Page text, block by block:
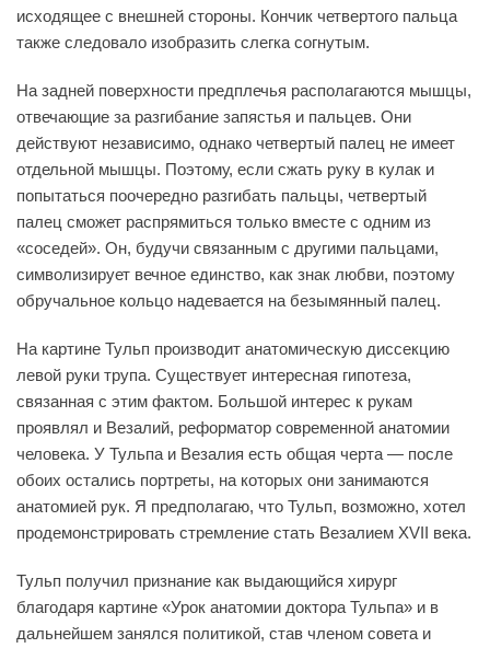
исходящее с внешней стороны. Кончик четвертого пальца
также следовало изобразить слегка согнутым.
На задней поверхности предплечья располагаются мышцы,
отвечающие за разгибание запястья и пальцев. Они
действуют независимо, однако четвертый палец не имеет
отдельной мышцы. Поэтому, если сжать руку в кулак и
попытаться поочередно разгибать пальцы, четвертый
палец сможет распрямиться только вместе с одним из
«соседей». Он, будучи связанным с другими пальцами,
символизирует вечное единство, как знак любви, поэтому
обручальное кольцо надевается на безымянный палец.
На картине Тульп производит анатомическую диссекцию
левой руки трупа. Существует интересная гипотеза,
связанная с этим фактом. Большой интерес к рукам
проявлял и Везалий, реформатор современной анатомии
человека. У Тульпа и Везалия есть общая черта — после
обоих остались портреты, на которых они занимаются
анатомией рук. Я предполагаю, что Тульп, возможно, хотел
продемонстрировать стремление стать Везалием XVII века.
Тульп получил признание как выдающийся хирург
благодаря картине «Урок анатомии доктора Тульпа» и в
дальнейшем занялся политикой, став членом совета и